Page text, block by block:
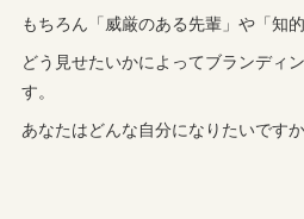
もちろん「威厳のある先輩」や「知
どう見せたいかによってブランディ
す。
あなたはどんな自分になりたいです